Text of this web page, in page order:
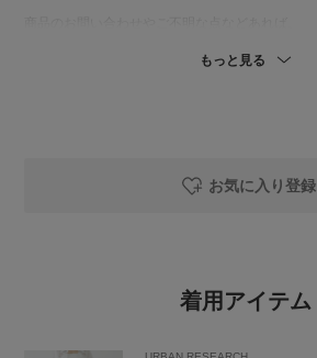
もっと見る
お気に入り登録
着用アイテム